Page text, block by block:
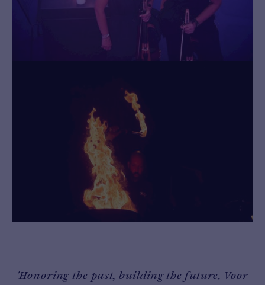
'Honoring the past, building the future. Voor